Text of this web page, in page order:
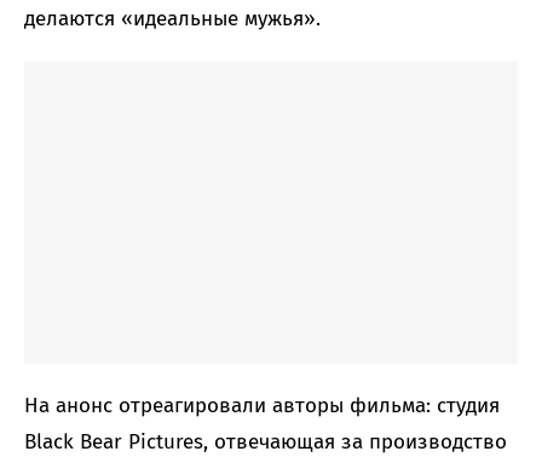
делаются «идеальные мужья».
На анонс отреагировали авторы фильма: студия
Black Bear Pictures, отвечающая за производство